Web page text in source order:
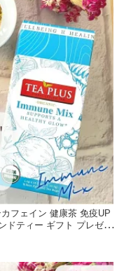
フェイン 健康茶 免疫UP
ドティー ギフト プレゼン
茶 ヨガ 生姜 ターメリッ